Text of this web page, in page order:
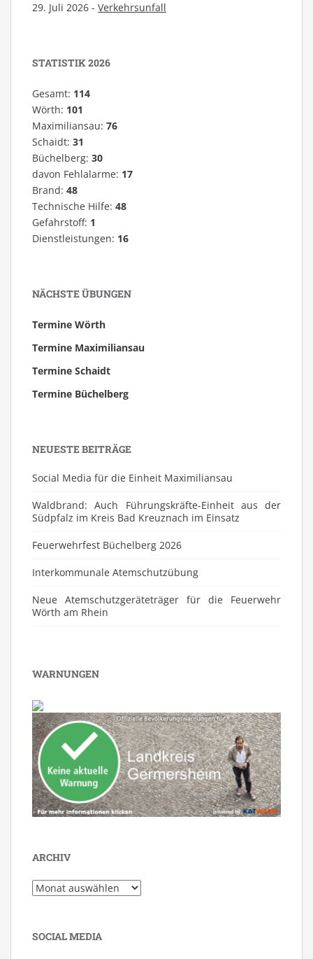
29. Juli 2026 - Verkehrsunfall
STATISTIK 2026
Gesamt: 114
Wörth: 101
Maximiliansau: 76
Schaidt: 31
Büchelberg: 30
davon Fehlalarme: 17
Brand: 48
Technische Hilfe: 48
Gefahrstoff: 1
Dienstleistungen: 16
NÄCHSTE ÜBUNGEN
Termine Wörth
Termine Maximiliansau
Termine Schaidt
Termine Büchelberg
NEUESTE BEITRÄGE
Social Media für die Einheit Maximiliansau
Waldbrand: Auch Führungskräfte-Einheit aus der
Südpfalz im Kreis Bad Kreuznach im Einsatz
Feuerwehrfest Büchelberg 2026
⁠Interkommunale Atemschutzübung
Neue Atemschutzgeräteträger für die Feuerwehr
Wörth am Rhein
WARNUNGEN
ARCHIV
Archiv
SOCIAL MEDIA